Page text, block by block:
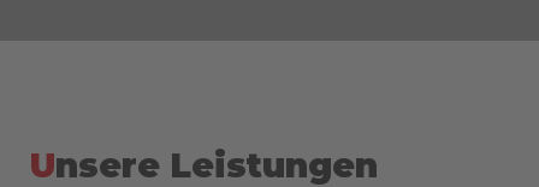
Unsere Leistungen